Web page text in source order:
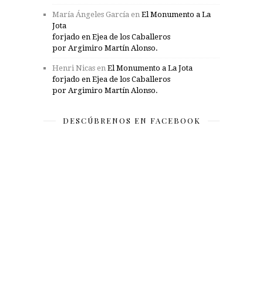
María Ángeles García en El Monumento a La
Jota
forjado en Ejea de los Caballeros
por Argimiro Martín Alonso.
Henri Nicas en El Monumento a La Jota
forjado en Ejea de los Caballeros
por Argimiro Martín Alonso.
DESCÚBRENOS EN FACEBOOK